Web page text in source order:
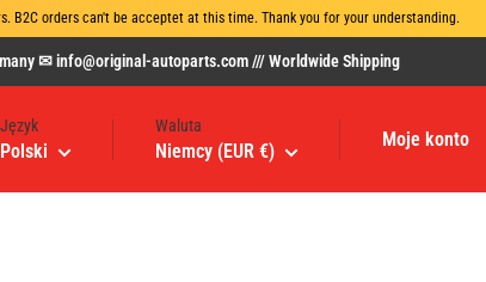
B2C orders can't be acceptet at this time. Thank you for your understanding.
✉ info@original-autoparts.com /// Worldwide Shipping
Język
Polski
Waluta
Niemcy (EUR €)
Moje konto